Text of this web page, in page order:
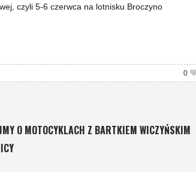
czyli 5-6 czerwca na lotnisku Broczyno
0
O MOTOCYKLACH Z BARTKIEM WICZYŃSKIM